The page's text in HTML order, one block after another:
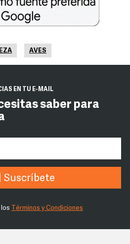
AVES
EN TU E-MAIL
saber para
Suscríbete
Términos y Condiciones